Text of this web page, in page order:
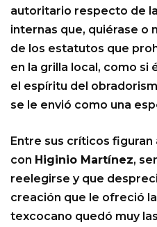
autoritario respecto de
internas que, quiérase o
de los estatutos que
en la grilla local, como si
el espíritu del
se le envió como una
Entre sus críticos
con Higinio Martínez,
reelegirse y que
creación que le ofreció
texcocano quedó muy